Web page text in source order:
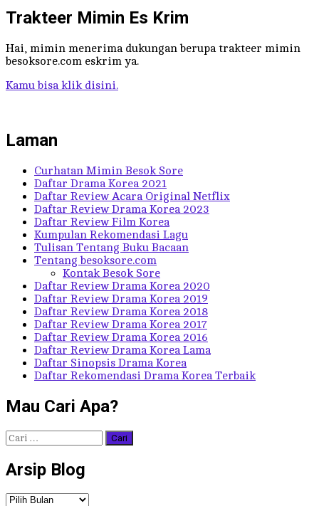
Trakteer Mimin Es Krim
Hai, mimin menerima dukungan berupa trakteer mimin
besoksore.com eskrim ya.
Kamu bisa klik disini.
Laman
Curhatan Mimin Besok Sore
Daftar Drama Korea 2021
Daftar Review Acara Original Netflix
Daftar Review Drama Korea 2023
Daftar Review Film Korea
Kumpulan Rekomendasi Lagu
Tulisan Tentang Buku Bacaan
Tentang besoksore.com
Kontak Besok Sore
Daftar Review Drama Korea 2020
Daftar Review Drama Korea 2019
Daftar Review Drama Korea 2018
Daftar Review Drama Korea 2017
Daftar Review Drama Korea 2016
Daftar Review Drama Korea Lama
Daftar Sinopsis Drama Korea
Daftar Rekomendasi Drama Korea Terbaik
Mau Cari Apa?
Cari
untuk:
Arsip Blog
Arsip